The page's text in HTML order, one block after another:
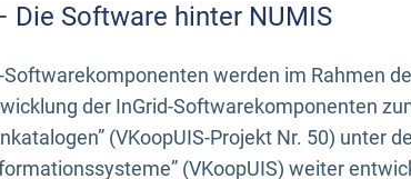
Die Software hinter NUMIS
Softwarekomponenten werden im Rahmen
der InGrid-Softwarekomponenten
(VKoopUIS-Projekt Nr. 50) unter
(VKoopUIS) weiter